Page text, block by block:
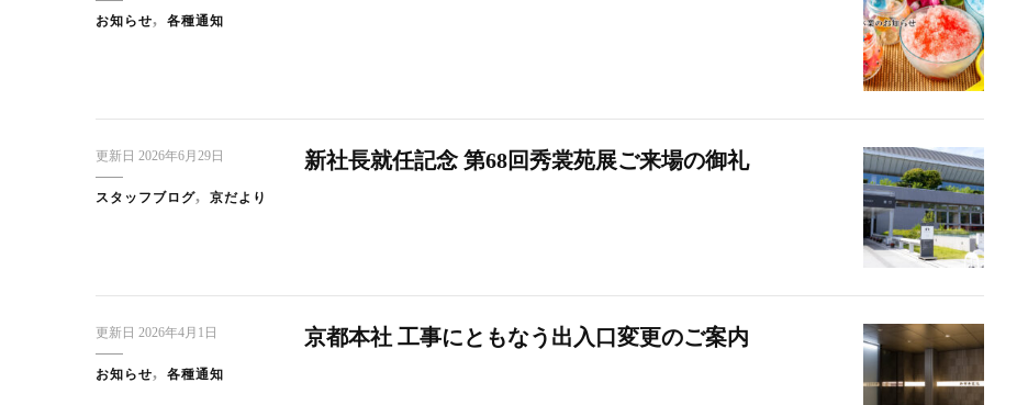
お知らせ 各種通知
更新日 2026年6月29日
スタッフブログ 京だより
新社長就任記念 第68回秀裳苑展ご来場の御礼
更新日 2026年4月1日
お知らせ 各種通知
京都本社 工事にともなう出入口変更のご案内